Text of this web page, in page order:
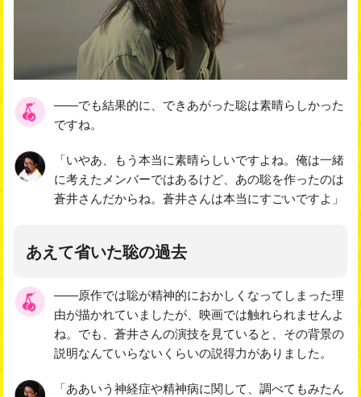
――でも結果的に、できあがった聡は素晴らしかった
ですね。
「いやあ、もう本当に素晴らしいですよね。俺は一緒
に考えたメンバーではあるけど、あの聡を作ったのは
蒼井さんだからね。蒼井さんは本当にすごいですよ」
あえて省いた聡の過去
――原作では聡が精神的におかしくなってしまった理
由が描かれていましたが、映画では触れられませんよ
ね。でも、蒼井さんの演技を見ていると、その背景の
説明なんていらないくらいの説得力がありました。
「ああいう神経症や精神病に関して、調べてもみたん